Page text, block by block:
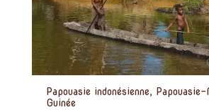
Papouasie indonésienne,
Guinée